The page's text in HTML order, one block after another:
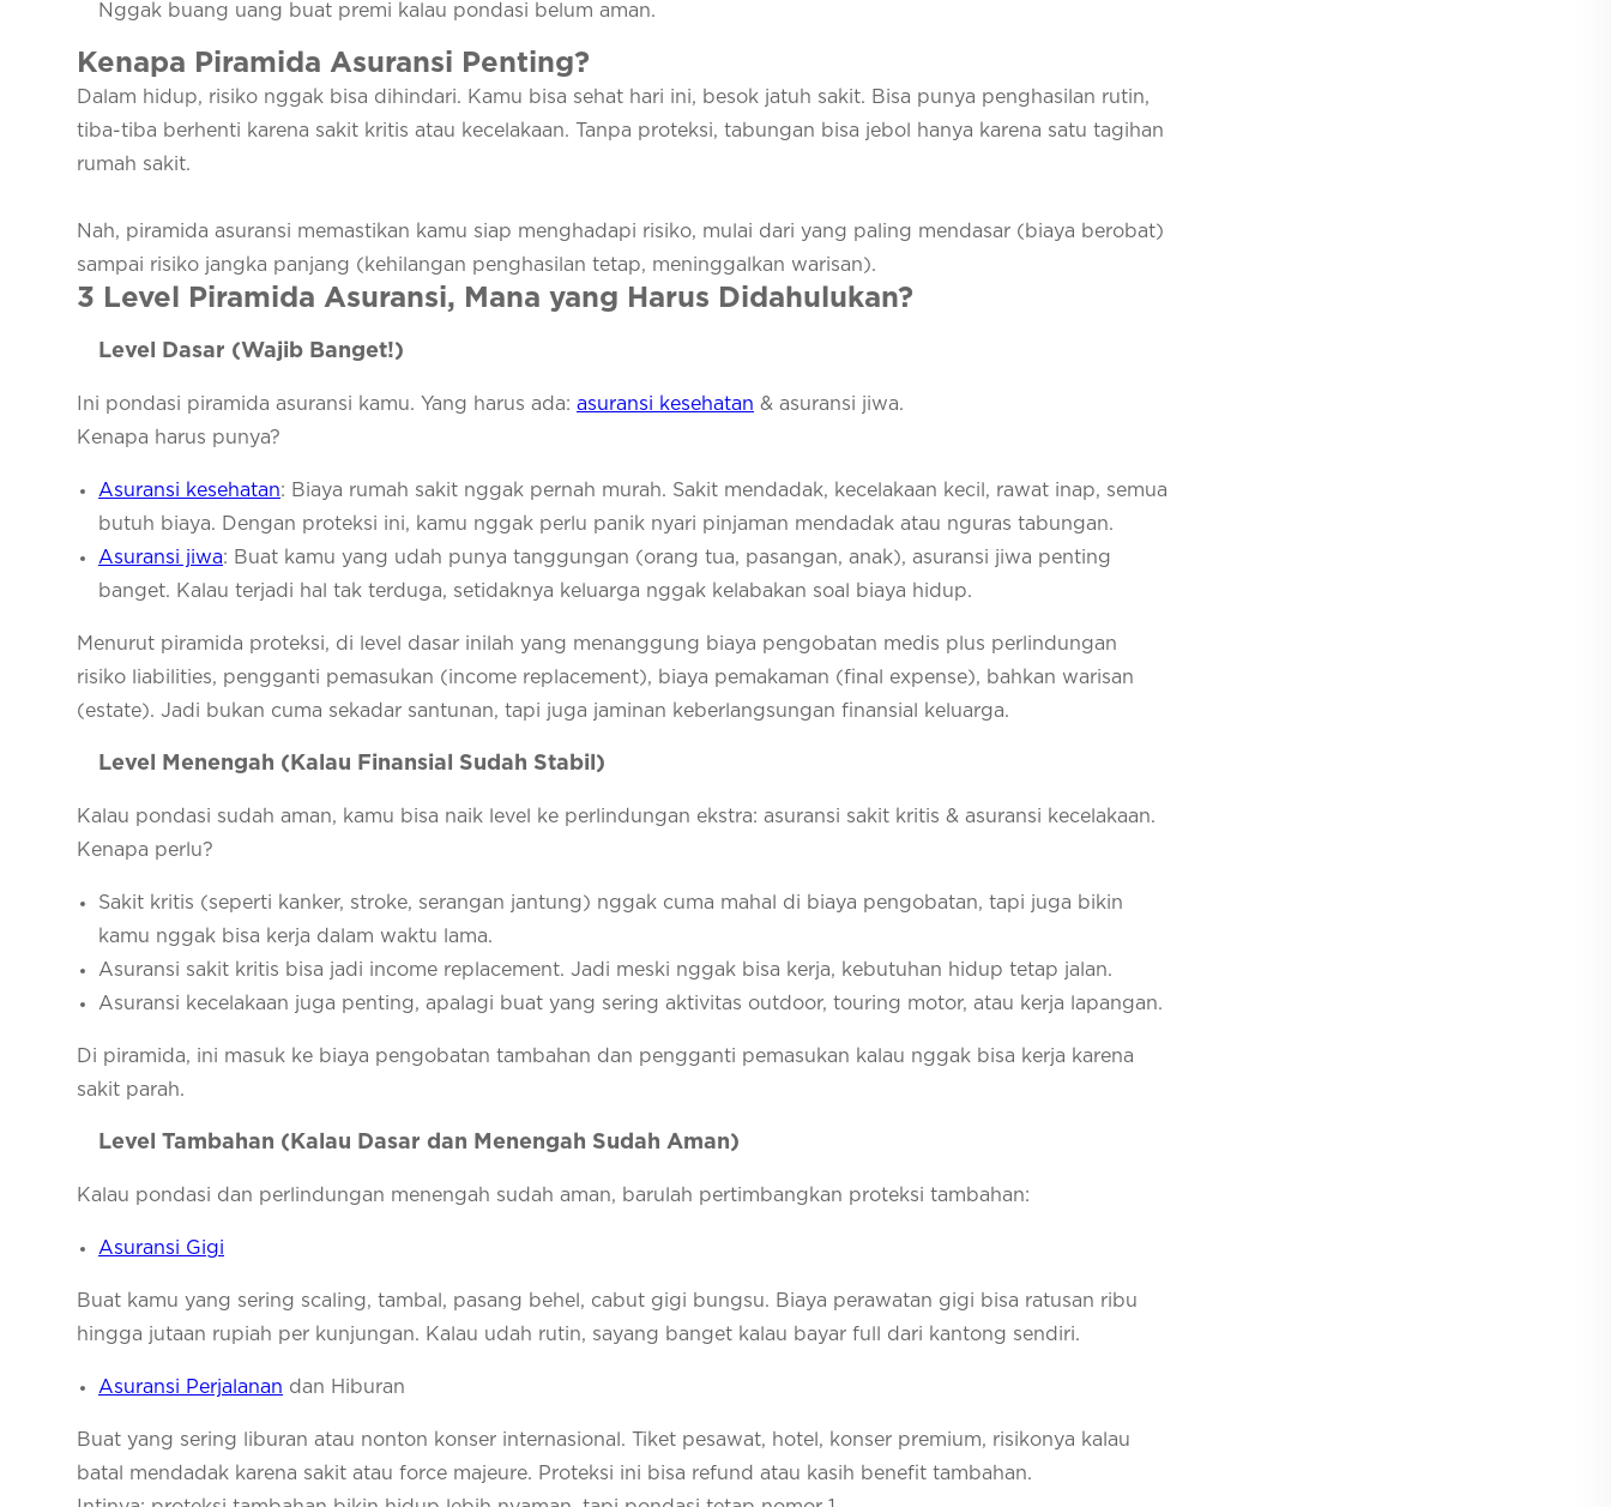
Nggak buang uang buat premi kalau pondasi belum aman.
Kenapa Piramida Asuransi Penting?
Dalam hidup, risiko nggak bisa dihindari. Kamu bisa sehat hari ini, besok jatuh sakit. Bisa punya penghasilan rutin,
tiba-tiba berhenti karena sakit kritis atau kecelakaan. Tanpa proteksi, tabungan bisa jebol hanya karena satu tagihan
rumah sakit.
Nah, piramida asuransi memastikan kamu siap menghadapi risiko, mulai dari yang paling mendasar (biaya berobat)
sampai risiko jangka panjang (kehilangan penghasilan tetap, meninggalkan warisan).
3 Level Piramida Asuransi, Mana yang Harus Didahulukan?
Level Dasar (Wajib Banget!)
Ini pondasi piramida asuransi kamu. Yang harus ada: asuransi kesehatan & asuransi jiwa.
Kenapa harus punya?
Asuransi kesehatan: Biaya rumah sakit nggak pernah murah. Sakit mendadak, kecelakaan kecil, rawat inap, semua
butuh biaya. Dengan proteksi ini, kamu nggak perlu panik nyari pinjaman mendadak atau nguras tabungan.
Asuransi jiwa: Buat kamu yang udah punya tanggungan (orang tua, pasangan, anak), asuransi jiwa penting
banget. Kalau terjadi hal tak terduga, setidaknya keluarga nggak kelabakan soal biaya hidup.
Menurut piramida proteksi, di level dasar inilah yang menanggung biaya pengobatan medis plus perlindungan
risiko liabilities, pengganti pemasukan (income replacement), biaya pemakaman (final expense), bahkan warisan
(estate). Jadi bukan cuma sekadar santunan, tapi juga jaminan keberlangsungan finansial keluarga.
Level Menengah (Kalau Finansial Sudah Stabil)
Kalau pondasi sudah aman, kamu bisa naik level ke perlindungan ekstra: asuransi sakit kritis & asuransi kecelakaan.
Kenapa perlu?
Sakit kritis (seperti kanker, stroke, serangan jantung) nggak cuma mahal di biaya pengobatan, tapi juga bikin
kamu nggak bisa kerja dalam waktu lama.
Asuransi sakit kritis bisa jadi income replacement. Jadi meski nggak bisa kerja, kebutuhan hidup tetap jalan.
Asuransi kecelakaan juga penting, apalagi buat yang sering aktivitas outdoor, touring motor, atau kerja lapangan.
Di piramida, ini masuk ke biaya pengobatan tambahan dan pengganti pemasukan kalau nggak bisa kerja karena
sakit parah.
Level Tambahan (Kalau Dasar dan Menengah Sudah Aman)
Kalau pondasi dan perlindungan menengah sudah aman, barulah pertimbangkan proteksi tambahan:
Asuransi Gigi
Buat kamu yang sering scaling, tambal, pasang behel, cabut gigi bungsu. Biaya perawatan gigi bisa ratusan ribu
hingga jutaan rupiah per kunjungan. Kalau udah rutin, sayang banget kalau bayar full dari kantong sendiri.
Asuransi Perjalanan dan Hiburan
Buat yang sering liburan atau nonton konser internasional. Tiket pesawat, hotel, konser premium, risikonya kalau
batal mendadak karena sakit atau force majeure. Proteksi ini bisa refund atau kasih benefit tambahan.